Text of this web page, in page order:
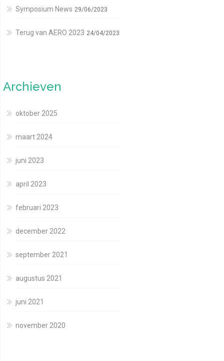
Symposium News 29/06/2023
Terug van AERO 2023 24/04/2023
Archieven
oktober 2025
maart 2024
juni 2023
april 2023
februari 2023
december 2022
september 2021
augustus 2021
juni 2021
november 2020